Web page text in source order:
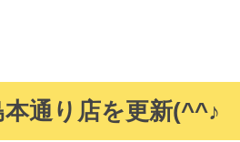
通り店を更新(^^♪